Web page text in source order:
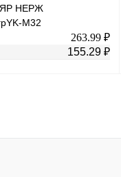
НЕРЖ
M32
263.99 ₽
155.29 ₽
К сравнению